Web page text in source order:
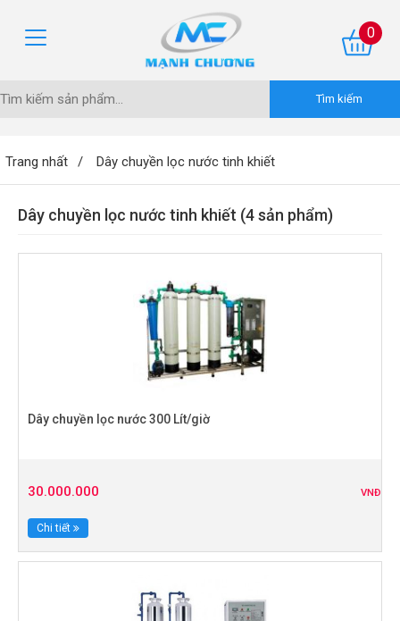
0
Trang nhất Dây chuyền lọc nước tinh khiết
Dây chuyền lọc nước tinh khiết (4 sản phẩm)
Dây chuyền lọc nước 300 Lít/giờ
30.000.000 VNĐ
Chi tiết